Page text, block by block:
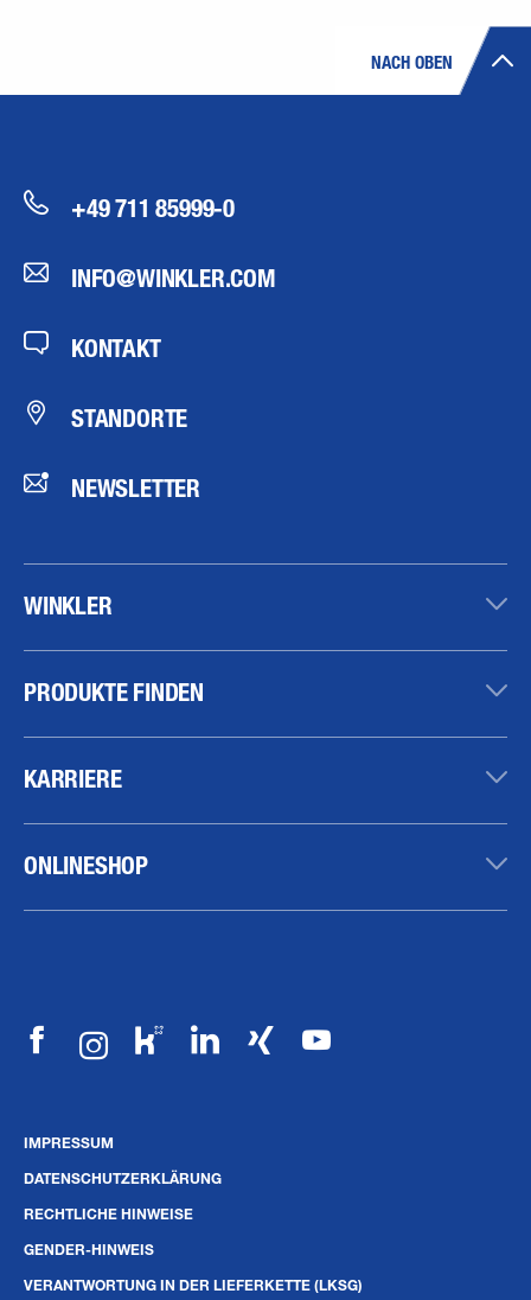
NACH OBEN
+49 711 85999-0
INFO@WINKLER.COM
KONTAKT
STANDORTE
NEWSLETTER
WINKLER
PRODUKTE FINDEN
KARRIERE
ONLINESHOP
IMPRESSUM
DATENSCHUTZERKLÄRUNG
RECHTLICHE HINWEISE
GENDER-HINWEIS
VERANTWORTUNG IN DER LIEFERKETTE (LKSG)